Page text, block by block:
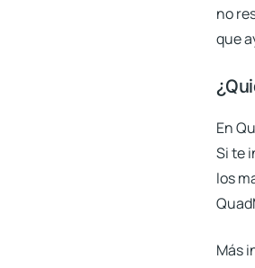
no
que
En
Si te
los
Más